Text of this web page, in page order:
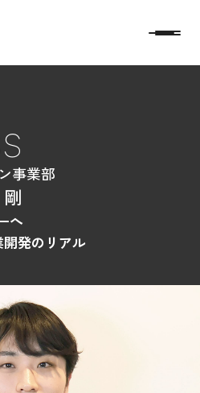
事業部
へ
発のリアル